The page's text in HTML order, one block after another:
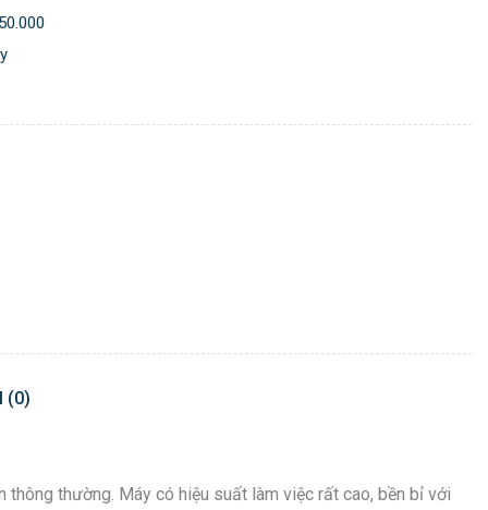
(0)
thường. Máy có hiệu suất làm việc rất cao, bền bỉ với